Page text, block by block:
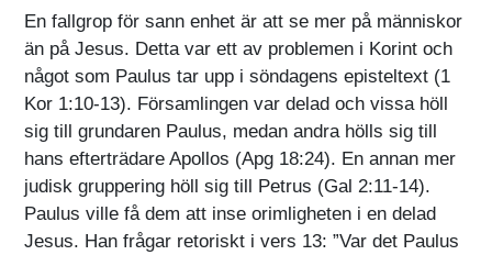
En fallgrop för sann enhet är att se mer på människor
än på Jesus. Detta var ett av problemen i Korint och
något som Paulus tar upp i söndagens episteltext (1
Kor 1:10-13). Församlingen var delad och vissa höll
sig till grundaren Paulus, medan andra hölls sig till
hans efterträdare Apollos (Apg 18:24). En annan mer
judisk gruppering höll sig till Petrus (Gal 2:11-14).
Paulus ville få dem att inse orimligheten i en delad
Jesus. Han frågar retoriskt i vers 13: ”Var det Paulus